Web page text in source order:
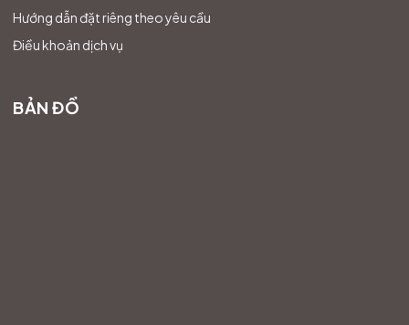
Hướng dẫn đặt riêng theo yêu cầu
Điều khoản dịch vụ
BẢN ĐỒ